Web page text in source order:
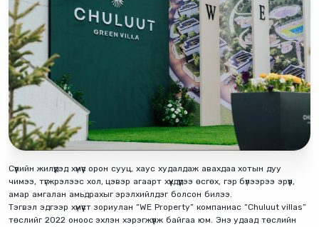
Сүүлийн жилүүдэд хүмүүс орон сууц, хаус худалдаж авахдаа хотын дуу
чимээ, түгжрэлээс хол, цэвэр агаарт хүүхдүүдээ өсгөх, гэр бүлээрээ эрүүл,
амар амгалан амьдрахыг эрэлхийлдэг болсон билээ.
Тэгвэл эдгээр хүмүүст зориулан “WE Property” компаниас “Chuluut villas”
төслийг 2022 оноос эхлэн хэрэгжүүлж байгаа юм. Энэ удаад төслийн